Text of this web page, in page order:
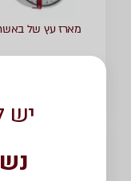
מארז עץ של
יש